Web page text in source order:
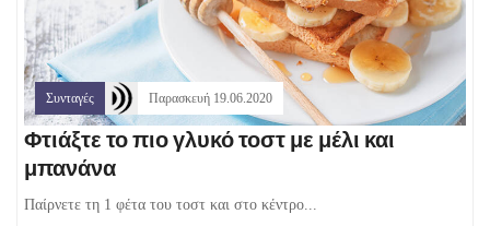
Συνταγές Παρασκευή 19.06.2020
Φτιάξτε το πιο γλυκό τοστ με μέλι και
μπανάνα
Παίρνετε τη 1 φέτα του τοστ και στο κέντρο...